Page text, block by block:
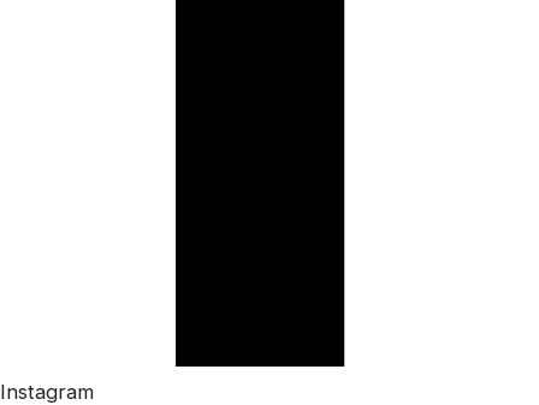
Instagram